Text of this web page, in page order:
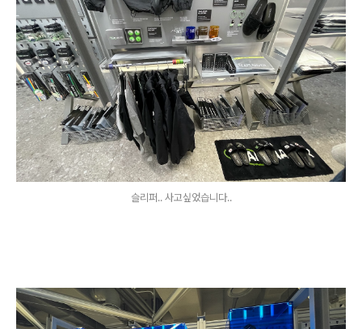
슬리퍼.. 사고싶었습니다..